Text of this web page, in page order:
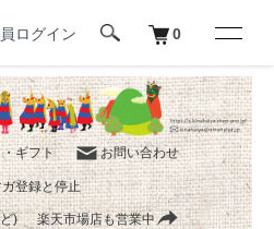
ログイン 0
ギフト お問い合わせ
登録と停止
) 楽天市場店も営業中